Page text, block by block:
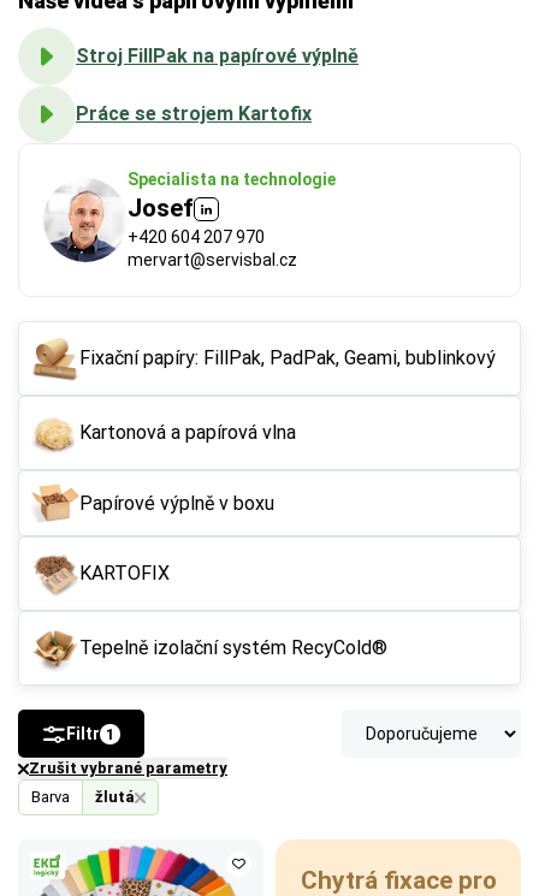
Specialista na technologie
Josef
+420 604 207 970
mervart@servisbal.cz
Stroj FillPak na papírové výplně
Práce se strojem Kartofix
Fixační papíry: FillPak, PadPak, Geami, bublinkový
Kartonová a papírová vlna
Papírové výplně v boxu
KARTOFIX
Tepelně izolační systém RecyCold®
Barva žlutá
Zrušit vybrané parametry
Filtr 1
Chytrá fixace pro
FSC® (Forest Stewardship Council) zaručuje, že
použitý papír nebo karton pochází z odpovědně a
udržitelně spravovaných lesů. Výrobky s tímto
označením podporují šetrné hospodaření
s přírodními zdroji.
Více o ekologických certifikátech